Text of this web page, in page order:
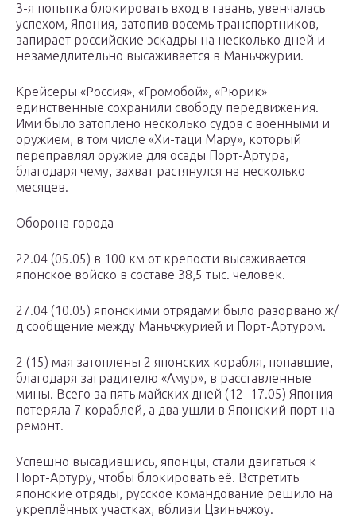
3-я попытка блокировать вход в гавань, увенчалась
успехом, Япония, затопив восемь транспортников,
запирает российские эскадры на несколько дней и
незамедлительно высаживается в Маньчжурии.
Крейсеры «Россия», «Громобой», «Рюрик»
единственные сохранили свободу передвижения.
Ими было затоплено несколько судов с военными и
оружием, в том числе «Хи-таци Мару», который
переправлял оружие для осады Порт-Артура,
благодаря чему, захват растянулся на несколько
месяцев.
Оборона города
22.04 (05.05) в 100 км от крепости высаживается
японское войско в составе 38,5 тыс. человек.
27.04 (10.05) японскими отрядами было разорвано ж/
д сообщение между Маньчжурией и Порт-Артуром.
2 (15) мая затоплены 2 японских корабля, попавшие,
благодаря заградителю «Амур», в расставленные
мины. Всего за пять майских дней (12−17.05) Япония
потеряла 7 кораблей, а два ушли в Японский порт на
ремонт.
Успешно высадившись, японцы, стали двигаться к
Порт-Артуру, чтобы блокировать её. Встретить
японские отряды, русское командование решило на
укреплённых участках, вблизи Цзиньчжоу.